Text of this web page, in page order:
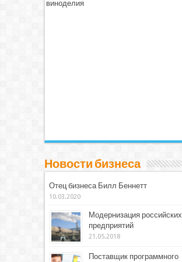
виноделия
Новости бизнеса
Отец бизнеса Билл Беннетт
10.03.2020
Модернизация российских
предприятий
21.05.2018
Поставщик программного